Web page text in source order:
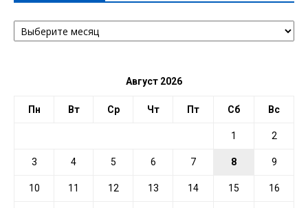
АРХИВ
ПО
Август 2026
Пн Вт Ср Чт Пт Сб Вс
1 2
3 4 5 6 7 8 9
10 11 12 13 14 15 16